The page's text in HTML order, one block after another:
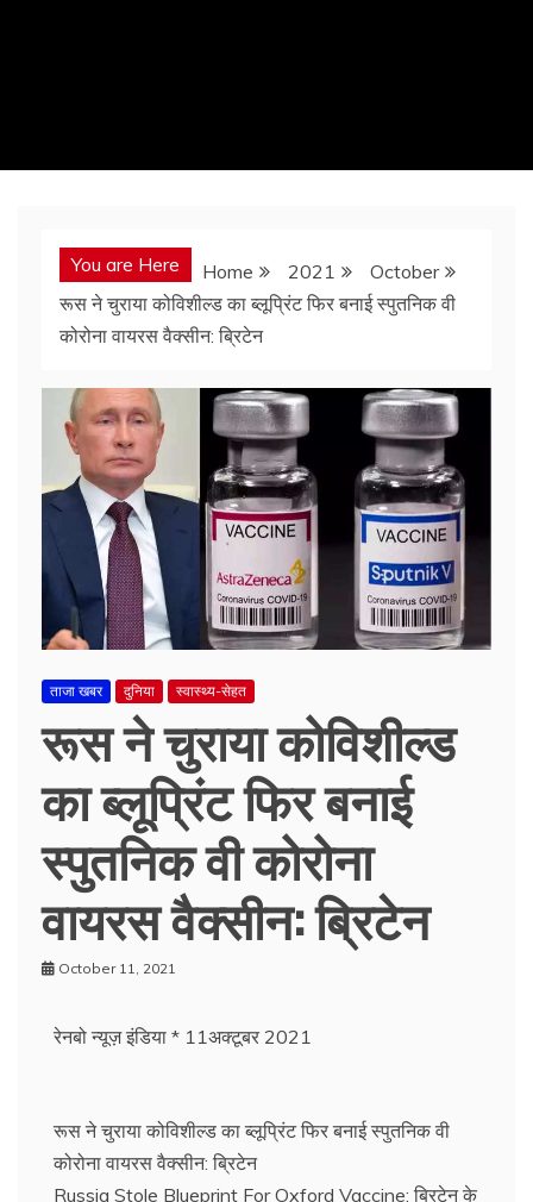
You are Here Home 2021
October
रूस ने चुराया कोविशील्‍ड का ब्‍लूप्रिंट फिर बनाई स्‍पुतनिक वी
कोरोना वायरस वैक्‍सीन: ब्रिटेन
ताजा खबर दुनिया स्वास्थ्य-सेहत
रूस ने चुराया कोविशील्‍ड
का ब्‍लूप्रिंट फिर बनाई
स्‍पुतनिक वी कोरोना
वायरस वैक्‍सीन: ब्रिटेन
October 11, 2021
रेनबो न्यूज़ इंडिया * 11अक्टूबर 2021
रूस ने चुराया कोविशील्‍ड का ब्‍लूप्रिंट फिर बनाई स्‍पुतनिक वी
कोरोना वायरस वैक्‍सीन: ब्रिटेन
Russia Stole Blueprint For Oxford Vaccine: ब्रिटेन के